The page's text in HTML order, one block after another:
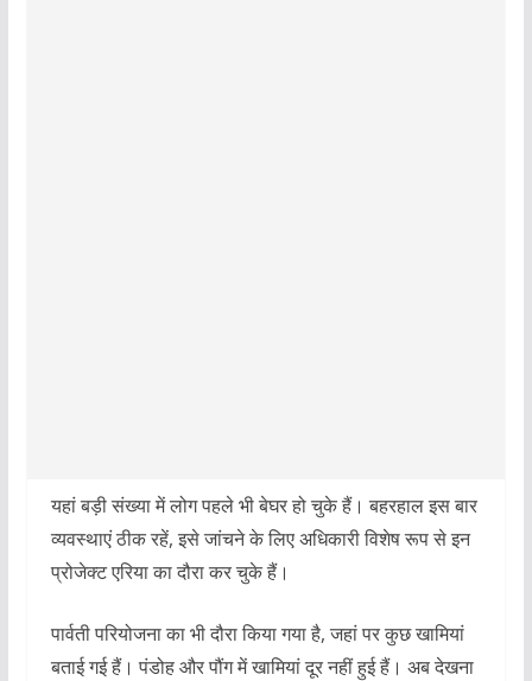
यहां बड़ी संख्या में लोग पहले भी बेघर हो चुके हैं। बहरहाल इस बार
व्यवस्थाएं ठीक रहें, इसे जांचने के लिए अधिकारी विशेष रूप से इन
प्रोजेक्ट एरिया का दौरा कर चुके हैं।
पार्वती परियोजना का भी दौरा किया गया है, जहां पर कुछ खामियां
बताई गई हैं। पंडोह और पौंग में खामियां दूर नहीं हुई हैं। अब देखना